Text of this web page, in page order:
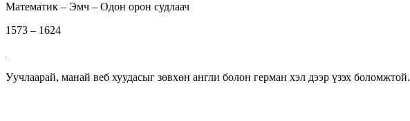
Математик – Эмч – Одон орон судлаач
1573 – 1624
Уучлаарай, манай веб хуудасыг зөвхөн англи болон герман хэл дээр үзэх боломжтой.